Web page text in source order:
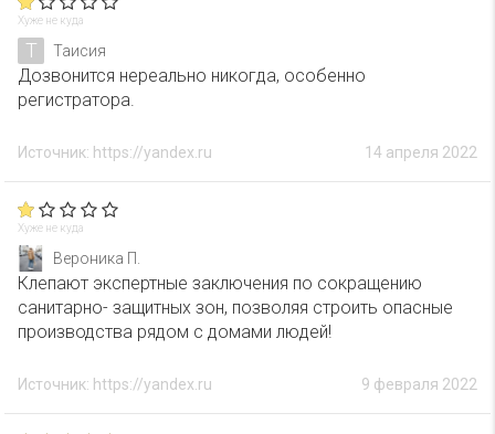
Хуже не куда
Т Таисия
Дозвонится нереально никогда, особенно
регистратора.
14 апреля 2022
Источник: https://yandex.ru
Хуже не куда
Вероника П.
Клепают экспертные заключения по сокращению
санитарно- защитных зон, позволяя строить опасные
производства рядом с домами людей!
9 февраля 2022
Источник: https://yandex.ru